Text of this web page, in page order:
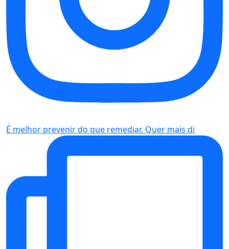
É melhor prevenir do que remediar. Quer mais di